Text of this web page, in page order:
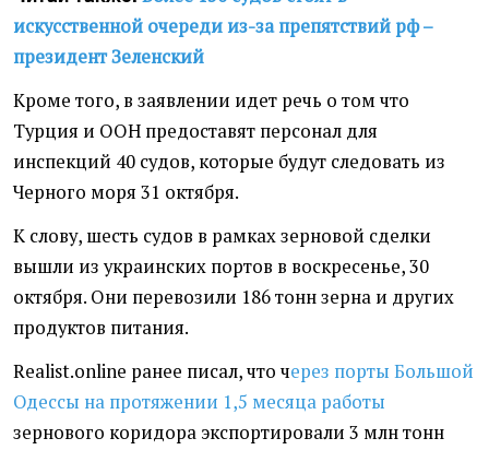
искусственной очереди из-за препятствий рф –
президент Зеленский
Кроме того, в заявлении идет речь о том что
Турция и ООН предоставят персонал для
инспекций 40 судов, которые будут следовать из
Черного моря 31 октября.
К слову, шесть судов в рамках зерновой сделки
вышли из украинских портов в воскресенье, 30
октября. Они перевозили 186 тонн зерна и других
продуктов питания.
Realist.online ранее писал, что через порты Большой
Одессы на протяжении 1,5 месяца работы
зернового коридора экспортировали 3 млн тонн